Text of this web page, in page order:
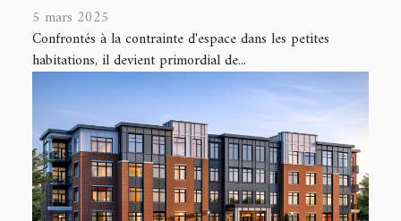
5 mars 2025
Confrontés à la contrainte d'espace dans les petites
habitations, il devient primordial de...